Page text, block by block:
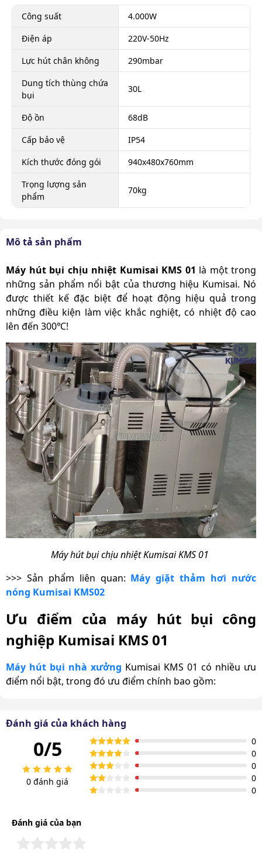
Mô tả sản phẩm
Máy hút bụi chịu nhiệt Kumisai KMS 01 là một trong
những sản phẩm nổi bật của thương hiệu Kumisai. Nó
được thiết kế đặc biệt để hoạt động hiệu quả trong
những điều kiện làm việc khắc nghiệt, có nhiệt độ cao
lên đến 300℃!
Máy hút bụi chịu nhiệt Kumisai KMS 01
>>> Sản phẩm liên quan: Máy giặt thảm hơi nước
nóng Kumisai KMS02
Ưu điểm của máy hút bụi công
nghiệp Kumisai KMS 01
Máy hút bụi nhà xưởng Kumisai KMS 01 có nhiều ưu
điểm nổi bật, trong đó ưu điểm chính bao gồm:
Công suất mạnh mẽ: Máy được trang bị motor công
suất 4KW, tạo ra lực hút mạnh với áp lực tối đa lên
đến 290mbar. Điều này giúp thu gom rác và bụi bẩn
một cách nhanh chóng và hiệu quả.
Thùng chứa lớn: Với dung tích thùng chứa 30 lít, máy
suất phải đổ rác, từ đó tăng hiệu suất công việc.
Công suất
4.000W
Điện áp
220V-50Hz
Lực hút chân không
290mbar
Dung tích thùng chứa
bụi
30L
Độ ồn
68dB
Cấp bảo vệ
IP54
Kích thước đóng gói
940x480x760mm
Trọng lượng sản
phẩm
70kg
Đánh giá của khách hàng
0/5
0 đánh giá
0
0
0
0
0
Đánh giá của bạn